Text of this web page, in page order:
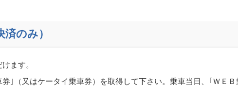
済のみ）
ます。
｣（又はケータイ乗車券）を取得して下さい。乗車当日、｢ＷＥ